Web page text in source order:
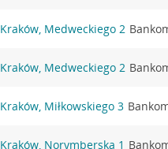
Kraków, Medweckiego 2
Kraków, Medweckiego 2
Kraków, Miłkowskiego 3
Kraków, Norymberska 1